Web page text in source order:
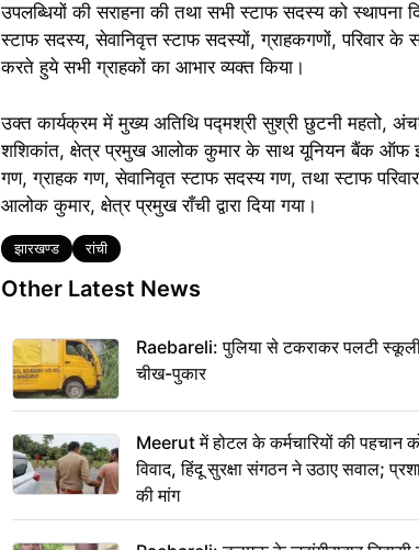
उपलब्धियों की सराहना की तथा सभी स्टाफ सदस्य को
स्टाफ सदस्य, सेवानिवृत्त स्टाफ सदस्यों, ग्राहकगणों, परिवार
करते हुये सभी ग्राहकों का आभार व्यक्त किया।
उक्त कार्यक्रम में मुख्य अतिथि पद्मश्री सुश्री छुटनी
शशिकांत, क्षेत्र प्रमुख आलोक कुमार के साथ यूनियन बैंक ऑफ
गण, ग्राहक गण, सेवानिवृत स्टाफ सदस्य गण, तथा स्टाफ
आलोक कुमार, क्षेत्र प्रमुख राँची द्वारा दिया गया।
Tags
झारखण्ड रांची
Other Latest News
Raebareli: पुलिया से टकराकर पलटी
चीख-पुकार
Meerut में होटल के कर्मचारियों की पहचान
विवाद, हिंदू सुरक्षा संगठन ने उठाए सवाल;
की मांग